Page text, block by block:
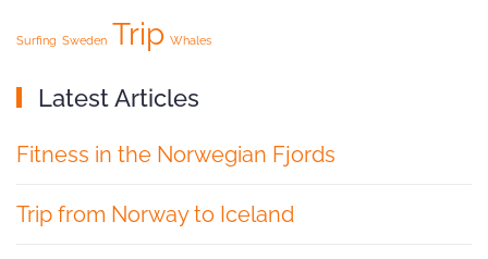
Surfing Sweden Trip Whales
Latest Articles
Fitness in the Norwegian Fjords
Trip from Norway to Iceland